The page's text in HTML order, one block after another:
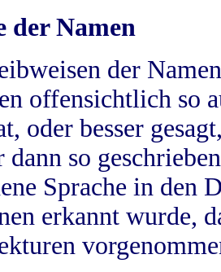
der Namen
der
offensichtlich so
oder besser
dann so
Sprache in
erkannt wurde,